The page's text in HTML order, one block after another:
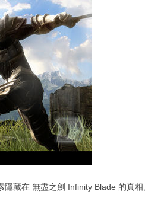
隱藏在 無盡之劍 Infinity Blade 的真相